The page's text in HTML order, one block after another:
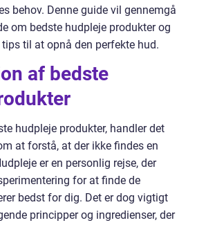
behov. Denne guide vil gennemgå
om bedste hudpleje produkter og
til at opnå den perfekte hud.
af bedste
hudpleje produkter, handler det
at forstå, at der ikke findes en
er en personlig rejse, der
for at finde de
bedst for dig. Det er dog vigtigt
principper og ingredienser, der